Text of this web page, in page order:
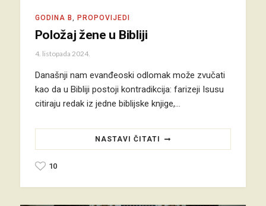
GODINA B, PROPOVIJEDI
Položaj žene u Bibliji
4. listopada 2024.
Današnji nam evanđeoski odlomak može zvučati
kao da u Bibliji postoji kontradikcija: farizeji Isusu
citiraju redak iz jedne biblijske knjige,…
NASTAVI ČITATI
10